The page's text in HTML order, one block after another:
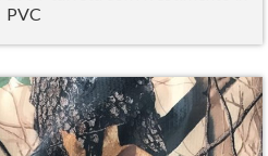
PVC